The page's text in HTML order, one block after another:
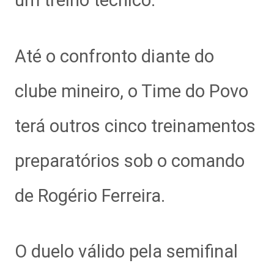
Até o confronto diante do
clube mineiro, o Time do Povo
terá outros cinco treinamentos
preparatórios sob o comando
de Rogério Ferreira.
O duelo válido pela semifinal